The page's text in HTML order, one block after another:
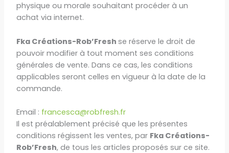
physique ou morale souhaitant procéder à un
achat via internet.
Fka Créations-Rob’Freshse réserve le droit de
pouvoir modifier à tout moment ses conditions
générales de vente. Dans ce cas, les conditions
applicables seront celles en vigueur à la date de la
commande.
Email : francesca@robfresh.fr
Il est préalablement précisé que les présentes
conditions régissent les ventes, par Fka Créations-
Rob’Fresh, de tous les articles proposés sur ce site.